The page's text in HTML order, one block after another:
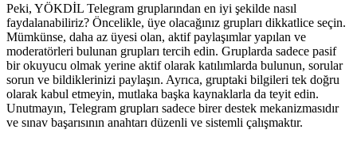
Peki, YÖKDİL Telegram gruplarından en iyi şekilde nasıl
faydalanabiliriz? Öncelikle, üye olacağınız grupları dikkatlice seçin.
Mümkünse, daha az üyesi olan, aktif paylaşımlar yapılan ve
moderatörleri bulunan grupları tercih edin. Gruplarda sadece pasif
bir okuyucu olmak yerine aktif olarak katılımlarda bulunun, sorular
sorun ve bildiklerinizi paylaşın. Ayrıca, gruptaki bilgileri tek doğru
olarak kabul etmeyin, mutlaka başka kaynaklarla da teyit edin.
Unutmayın, Telegram grupları sadece birer destek mekanizmasıdır
ve sınav başarısının anahtarı düzenli ve sistemli çalışmaktır.